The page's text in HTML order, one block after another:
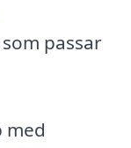
passar
med